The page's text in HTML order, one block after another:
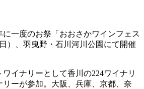
一度のお祭「おおさかワインフェス
）、羽曳野・石川河川公園にて開催
イナリーとして香川の224ワイナリ
ーが参加。大阪、兵庫、京都、奈